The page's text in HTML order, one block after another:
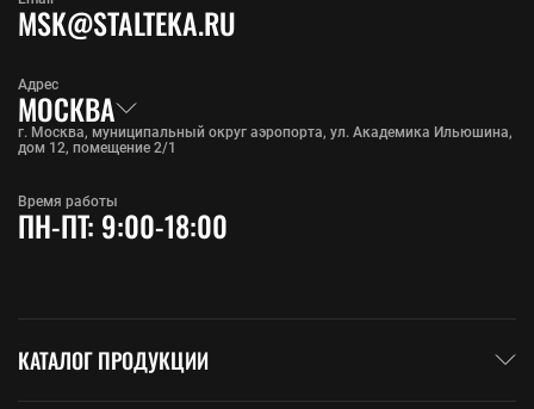
Адрес
МОСКВА
г. Москва, муниципальный округ аэропорта, ул. Академика Ильюшина,
дом 12, помещение 2/1
MSK@STALTEKA.RU
Время работы
ПН-ПТ: 9:00-18:00
КАТАЛОГ ПРОДУКЦИИ